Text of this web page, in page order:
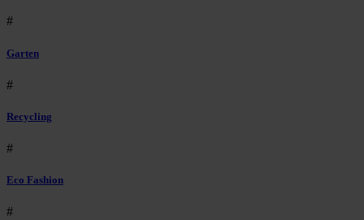
#
Garten
#
Recycling
#
Eco Fashion
#